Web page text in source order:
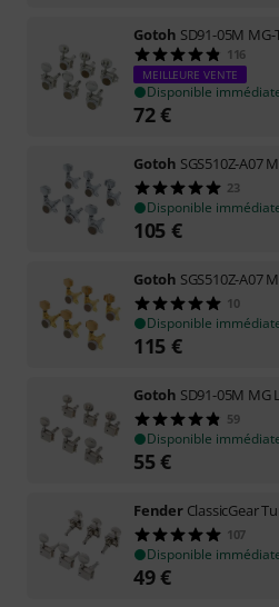
Gotoh SD91-05M
116
MEILLEURE VENTE
Disponible
72€
Gotoh SGS510Z-A07
23
Disponible
105 €
Gotoh SGS510Z-A07
10
Disponible
115 €
Gotoh SD91-05M MG
59
Disponible
55€
Fender ClassicGear
107
Disponible
49€